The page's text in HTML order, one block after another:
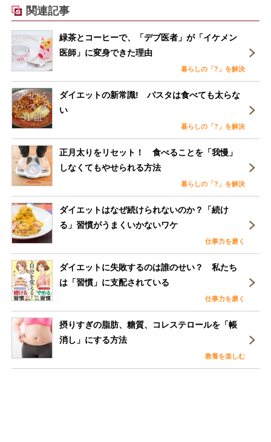
関連記事
緑茶とコーヒーで、「デブ医者」が「イケメン
医師」に変身できた理由
暮らしの「?」を解決
ダイエットの新常識! パスタは食べても太らな
い
暮らしの「?」を解決
正月太りをリセット！ 食べることを「我慢」
しなくてもやせられる方法
暮らしの「?」を解決
ダイエットはなぜ続けられないのか？「続け
る」習慣がうまくいかないワケ
仕事力を磨く
ダイエットに失敗するのは誰のせい？ 私たち
は「習慣」に支配されている
仕事力を磨く
摂りすぎの脂肪、糖質、コレステロールを「帳
消し」にする方法
教養を楽しむ